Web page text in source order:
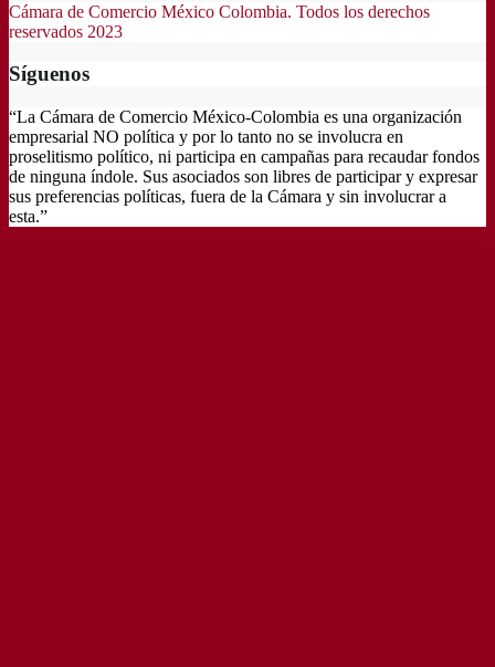
Cámara de Comercio México Colombia. Todos los derechos
reservados 2023
Síguenos
“La Cámara de Comercio México-Colombia es una organización
empresarial NO política y por lo tanto no se involucra en
proselitismo político, ni participa en campañas para recaudar fondos
de ninguna índole. Sus asociados son libres de participar y expresar
sus preferencias políticas, fuera de la Cámara y sin involucrar a
esta.”